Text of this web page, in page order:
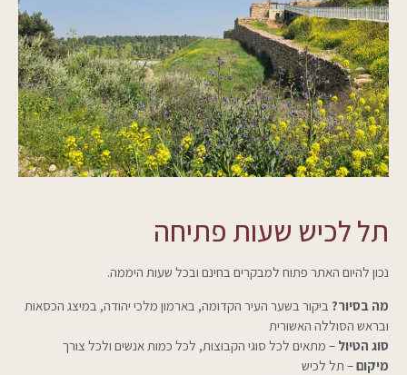
תל לכיש שעות פתיחה
נכון להיום האתר פתוח למבקרים בחינם ובכל שעות היממה.
מה בסיור? ביקור בשער העיר הקדומה, בארמון מלכי יהודה, במיצג הכסאות
ובראש הסוללה האשורית
סוג הטיול – מתאים לכל סוגי הקבוצות, לכל כמות אנשים ולכל צורך
מיקום– תל לכיש